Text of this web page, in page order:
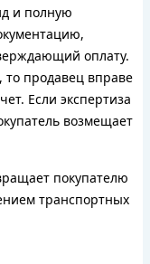
и полную
оплату.
то продавец вправе
Если экспертиза
возмещает
покупателю
транспортных